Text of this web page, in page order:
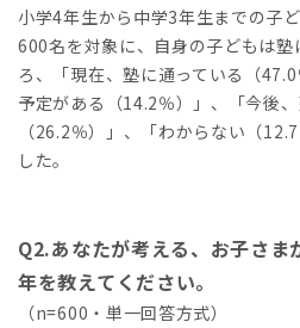
小学4年生から中学3年生までの子
600名を対象に、自身の子どもは塾
ろ、「現在、塾に通っている（
予定がある（14.2％）」、「今後
（26.2％）」、「わからない（
した。
Q2.あなたが考える、お子さま
年を教えてください。
（n=600・単一回答方式）